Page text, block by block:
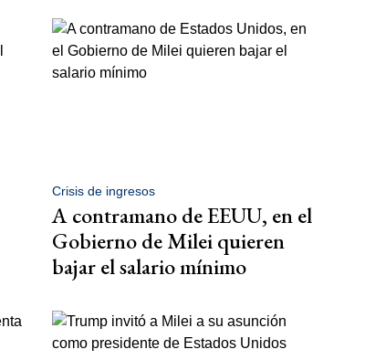
Crisis de ingresos
A contramano de EEUU, en el
Gobierno de Milei quieren
bajar el salario mínimo